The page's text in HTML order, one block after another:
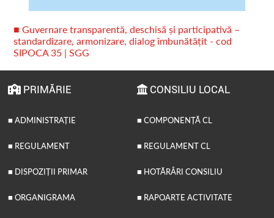
■ Guvernare transparentă, deschisă și participativă –
standardizare, armonizare, dialog îmbunătățit - cod
SIPOCA 35 | SGG
PRIMĂRIE
■ ADMINISTRAȚIE
■ REGULAMENT
■ DISPOZIȚII PRIMAR
■ ORGANIGRAMA
CONSILIU LOCAL
■ COMPONENȚĂ CL
■ REGULAMENT CL
■ HOTĂRÂRI CONSILIU
■ RAPOARTE ACTIVITATE